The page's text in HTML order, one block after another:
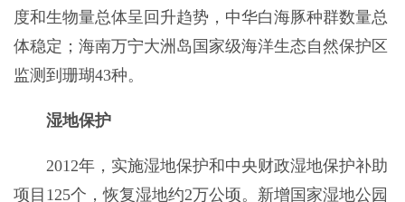
度和生物量总体呈回升趋势，中华白海豚种群数量总
体稳定；海南万宁大洲岛国家级海洋生态自然保护区
监测到珊瑚43种。
湿地保护
2012年，实施湿地保护和中央财政湿地保护补助
项目125个，恢复湿地约2万公顷。新增国家湿地公园